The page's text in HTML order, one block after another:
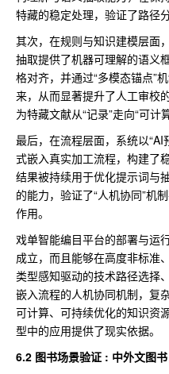
特藏的稳定处理，验证了路径
其次，在规则与知识建模层面
抽取提供了机器可理解的语义
格对齐，并通过“多模态锚点”
来，从而显著提升了人工审校
为特藏文献从“记录”走向“可计
最后，在流程层面，系统以
式嵌入真实加工流程，构建了
结果被持续用于优化提示词与
的能力，验证了“人机协同”机
作用。
戏单智能编目平台的部署与运
成立，而且能够在高度非标准
类型感知驱动的技术路径选择
嵌入流程的人机协同机制，复
可计算、可持续优化的知识资
型中的应用提供了现实依据。
6.2 图书场景验证 : 中外文图